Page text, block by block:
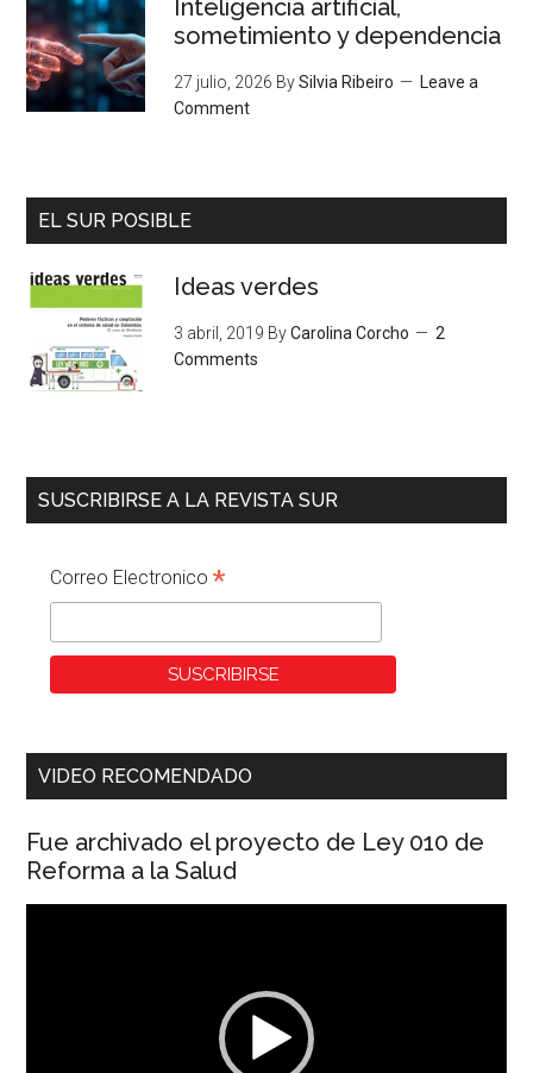
Inteligencia artificial,
sometimiento y dependencia
27 julio, 2026 BySilvia Ribeiro
Leave a
Comment
EL SUR POSIBLE
Ideas verdes
3 abril, 2019 ByCarolina Corcho
2
Comments
SUSCRIBIRSE A LA REVISTA SUR
Correo Electronico*
VIDEO RECOMENDADO
Fue archivado el proyecto de Ley 010 de
Reforma a la Salud